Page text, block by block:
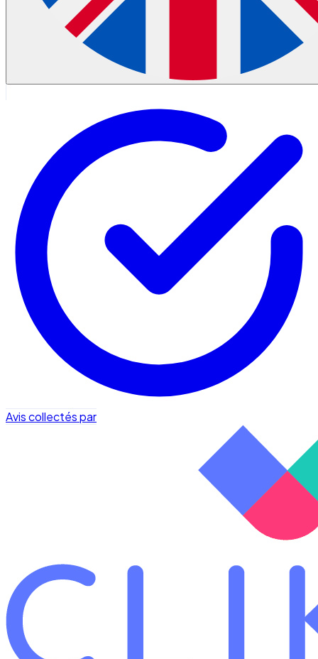
Avis collectés par